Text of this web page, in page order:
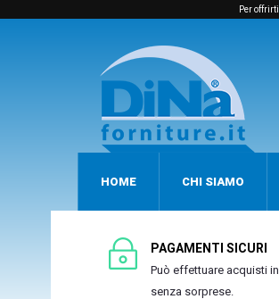
Per
HOME CHI SIAMO
PAGAMENTI SICURI
Può effettuare acquisti
senza sorprese.